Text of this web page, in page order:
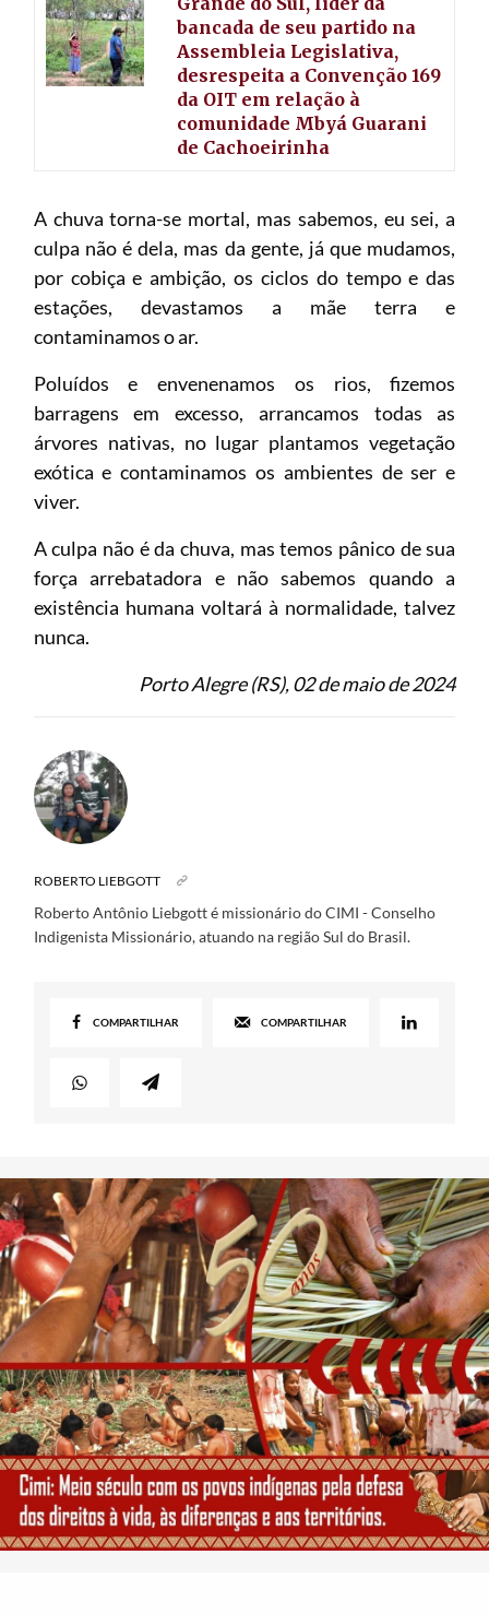
bancada de seu partido na
Assembleia Legislativa,
desrespeita a Convenção 169
da OIT em relação à
comunidade Mbyá Guarani
de Cachoeirinha
A chuva torna-se mortal, mas sabemos, eu sei, a
culpa não é dela, mas da gente, já que mudamos,
por cobiça e ambição, os ciclos do tempo e das
estações, devastamos a mãe terra e
contaminamos o ar.
Poluídos e envenenamos os rios, fizemos
barragens em excesso, arrancamos todas as
árvores nativas, no lugar plantamos vegetação
exótica e contaminamos os ambientes de ser e
viver.
A culpa não é da chuva, mas temos pânico de sua
força arrebatadora e não sabemos quando a
existência humana voltará à normalidade, talvez
nunca.
Porto Alegre (RS), 02 de maio de 2024
ROBERTO LIEBGOTT
Roberto Antônio Liebgott é missionário do CIMI - Conselho
Indigenista Missionário, atuando na região Sul do Brasil.
COMPARTILHAR COMPARTILHAR